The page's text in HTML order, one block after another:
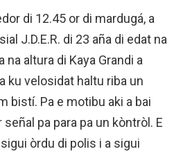
di 12.45 or di mardugá, a
J.D.E.R. di 23 aña di edat na
na altura di Kaya Grandi a
ku velosidat haltu riba un
bistí. Pa e motibu aki a bai
pa para pa un kòntròl. E
òrdu di polis i a sigui